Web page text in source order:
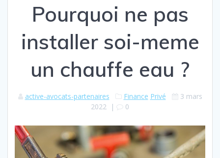
Pourquoi ne pas
installer soi-meme
un chauffe eau ?
active-avocats-partenaires Finance Privé
3 mars
2022 | 0